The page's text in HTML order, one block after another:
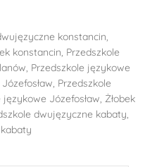
konstancin,
konstancin, Przedszkole
Przedszkole językowe
Przedszkole
Józefosław, Żłobek
dwujęzyczne kabaty,